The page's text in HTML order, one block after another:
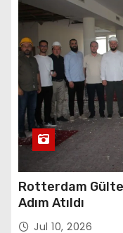
Rotterdam
Adım Atıldı
Jul 10, 2026